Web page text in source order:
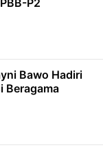
Bawo Hadiri
Beragama